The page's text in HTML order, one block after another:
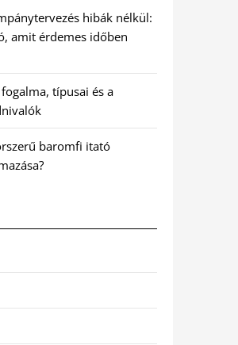
hibák nélkül:
amit érdemes időben
típusai és a
baromfi itató